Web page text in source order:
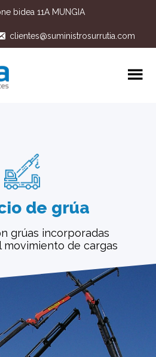
bidea 11A MUNGIA
clientes@suministrosurrutia.com
de grúa
grúas incorporadas
de cargas